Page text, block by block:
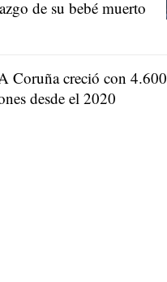
de su bebé muerto
Coruña creció con 4.600
desde el 2020